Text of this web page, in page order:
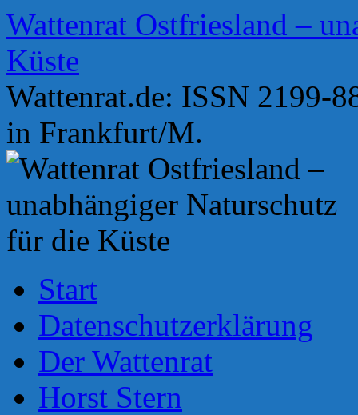
Zum
Inhalt
springen
Wattenrat Ostfriesland –
Küste
Wattenrat.de: ISSN 2199-
in Frankfurt/M.
Start
Datenschutzerklärung
Der Wattenrat
Horst Stern